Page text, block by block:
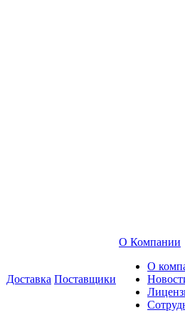
Доставка Поставщики
О Компании
О